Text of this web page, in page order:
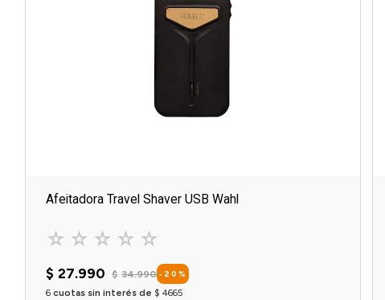
Afeitadora Travel Shaver USB Wahl
☆ ☆ ☆ ☆ ☆
$ 27.990 $ 34.990 - 20 %
6 cuotas sin interés de $ 4665